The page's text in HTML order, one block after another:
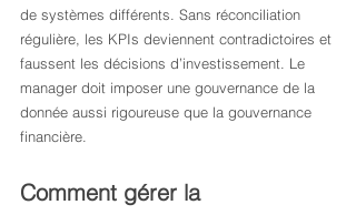
de systèmes différents. Sans réconciliation
régulière, les KPIs deviennent contradictoires et
faussent les décisions d’investissement. Le
manager doit imposer une gouvernance de la
donnée aussi rigoureuse que la gouvernance
financière.
Comment gérer la